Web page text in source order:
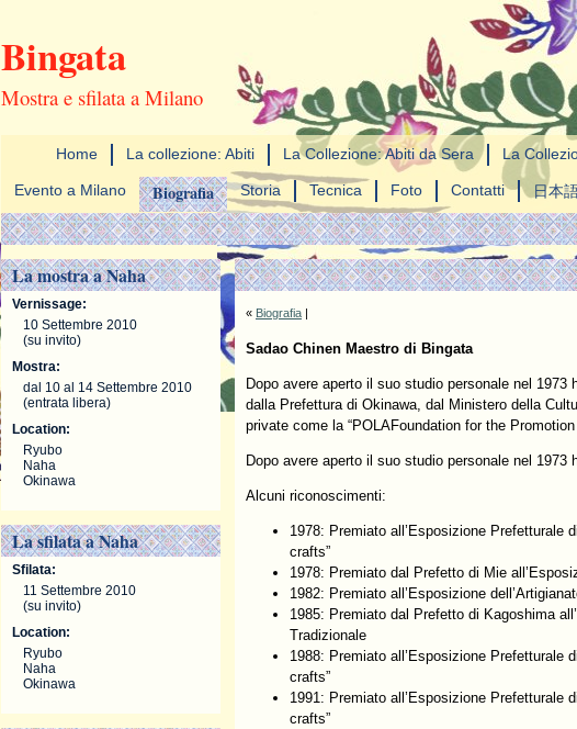
Bingata
Mostra e sfilata a Milano
Home La collezione: Abiti La Collezione: Abiti da Sera La
Evento a Milano Biografia Storia Tecnica Foto Contatti 日本
La mostra a Naha
Vernissage:
10 Settembre 2010
(su invito)
Mostra:
dal 10 al 14 Settembre 2010
(entrata libera)
Location:
Ryubo
Naha
Okinawa
La sfilata a Naha
Sfilata:
11 Settembre 2010
(su invito)
Location:
Ryubo
Naha
Okinawa
« Biografia |
Sadao Chinen Maestro di Bingata
Dopo avere aperto il suo studio personale nel 1973
dalla Prefettura di Okinawa, dal Ministero della
private come la “POLAFoundation for the
Dopo avere aperto il suo studio personale nel 1973
Alcuni riconoscimenti:
1978: Premiato all’Esposizione Prefetturale
crafts”
1978: Premiato dal Prefetto di Mie
1982: Premiato all’Esposizione
1985: Premiato dal Prefetto di Kagoshima
Tradizionale
1988: Premiato all’Esposizione Prefetturale
crafts”
1991: Premiato all’Esposizione Prefetturale
crafts”